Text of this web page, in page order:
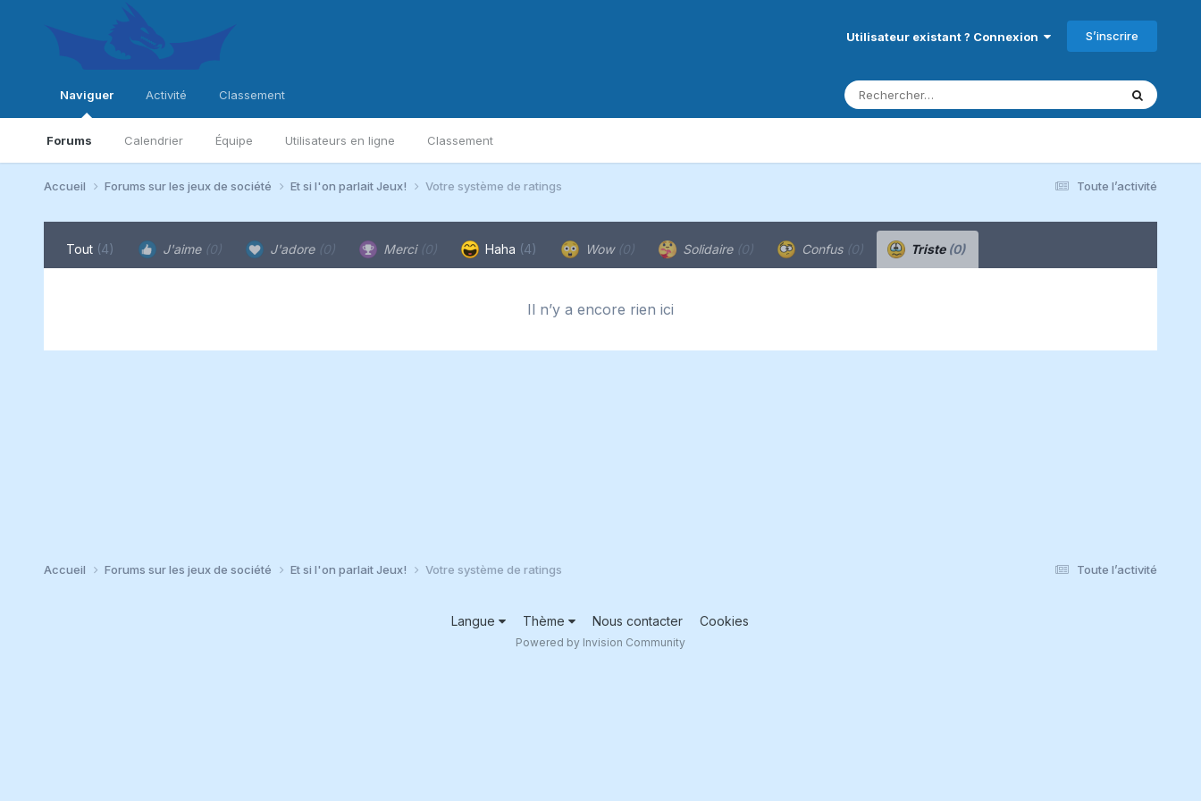
Utilisateur existant ? Connexion S’inscrire
Naviguer
Forums Calendrier Équipe Utilisateurs en ligne Classement
Activité Classement
Toute l’activité
Accueil Forums sur les jeux de société Et si l'on parlait Jeux! Votre système de ratings
Tout (4) J'aime (0) J'adore (0) Merci (0) Haha (4) Wow (0) Solidaire (0) Confus (0) Triste (0)
Il n’y a encore rien ici
Toute l’activité
Accueil Forums sur les jeux de société Et si l'on parlait Jeux! Votre système de ratings
Langue Thème Nous contacter Cookies
Powered by Invision Community